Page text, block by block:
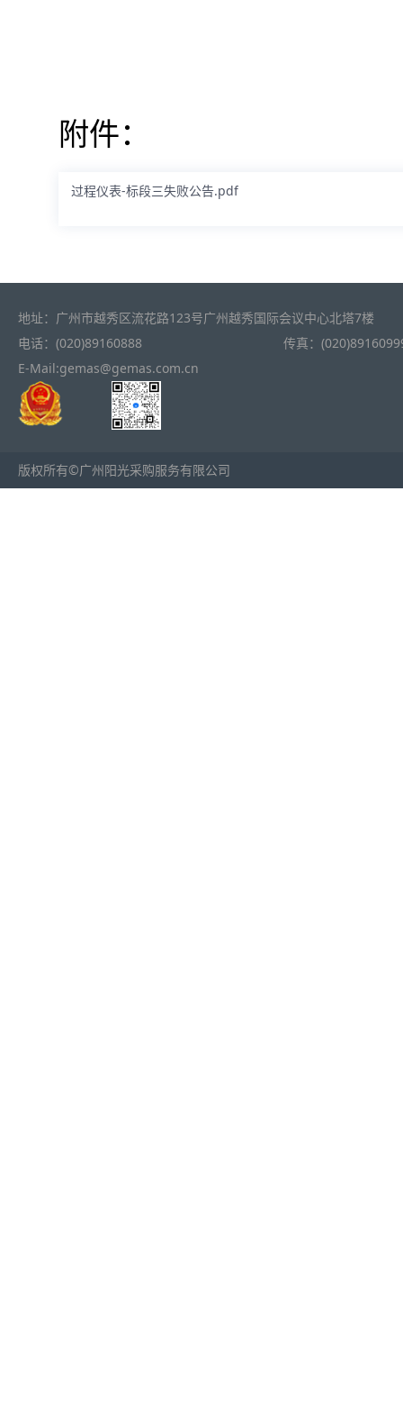
附件：
过程仪表-标段三失败公告.pdf
地址：广州市越秀区流花路123号广州越秀国际会议中心北塔7楼
电话：(020)89160888
传真：
E-Mail:gemas@gemas.com.cn
版权所有©广州阳光采购服务有限公司